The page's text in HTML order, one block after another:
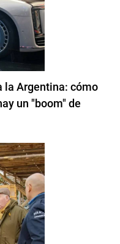
la Argentina: cómo
un "boom" de